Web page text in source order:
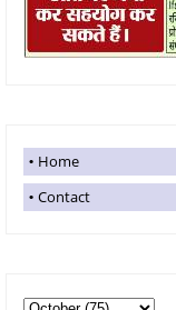
Home
Contact